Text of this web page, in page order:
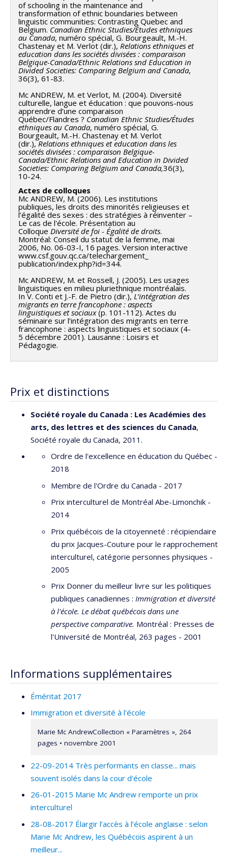
of schooling in the maintenance and
transformation of ethnic boundaries between
linguistic communities: Contrasting Quebec and
Belgium. Canadian Ethnic Studies/Études ethniques
au Canada, numéro spécial, G. Bourgeault, M.-H.
Chastenay et M. Verlot (dir.), Relations ethniques et
education dans les sociétés divisées : comparaison
Belgique-Canada/Ethnic Relations snd Education in
Divided Societies: Comparing Belgium and Canada,
36(3), 61-83.
Mc ANDREW, M. et Verlot, M. (2004). Diversité
culturelle, langue et éducation : que pouvons-nous
apprendre d’une comparaison
Québec/Flandres ? Canadian Ethnic Studies/Études
ethniques au Canada, numéro spécial, G.
Bourgeault, M.-H. Chastenay et M. Verlot
(dir.),Relations ethniques et education dans les
sociétés divisées : comparaison Belgique-
Canada/Ethnic Relations and Education in Divided
Societies: Comparing Belgium and Canada,36(3),
10-24.
Actes de colloques
Mc ANDREW, M. (2006). Les institutions
publiques, les droits des minorités religieuses et
l’égalité des sexes : des stratégies à réinventer –
Le cas de l'école. Présentation au
Colloque Diversité de foi - Égalité de droits.
Montréal: Conseil du statut de la femme, mai
2006, No. 06-03-I, 16 pages. Version interactive
www.csf.gouv.qc.ca/telechargement_
publication/index.php?id=344.
Mc ANDREW, M. et Rossell, J. (2005). Les usages
linguistiques en milieu pluriethnique montréalais.
In V. Conti et J.-F. de Pietro (dir.),L’intégration des
migrants en terre francophone : aspects
linguistiques et sociaux(p. 101-112). Actes du
séminaire sur l’intégration des migrants en terre
francophone : aspects linguistiques et sociaux (4-
5 décembre 2001). Lausanne : Loisirs et
Pédagogie.
Prix et distinctions
Société royale du Canada : Les Académies des
arts, des lettres et des sciences du Canada,
Société royale du Canada, 2011.
Ordre de l'excellence en éducation du Québec -
2018
Membre de l'Ordre du Canada - 2017
Prix interculturel de Montréal Abe-Limonchik -
2014
Prix québécois de la citoyenneté : récipiendaire
du prix Jacques-Couture pour le rapprochement
interculturel, catégorie personnes physiques -
2005
​Prix Donner du meilleur livre sur les politiques
publiques canadiennes : Immigration et diversité
à l'école. Le débat québécois dans une
perspective comparative. Montréal : Presses de
l'Université de Montréal, 263 pages - 2001
Informations supplémentaires
Éméritat 2017
Immigration et diversité à l'école
Marie Mc AndrewCollection « Paramètres », 264
pages • novembre 2001
22-09-2014 Très performants en classe... mais
souvent isolés dans la cour d'école
26-01-2015 Marie Mc Andrew remporte un prix
interculturel
28-08-2017 Élargir l’accès à l’école anglaise : selon
Marie Mc Andrew, les Québécois aspirent à un
meilleur...